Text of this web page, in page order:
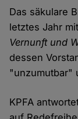
Das säkulare
letztes Jahr
Vernunft und
dessen
"unzumutbar"
KPFA